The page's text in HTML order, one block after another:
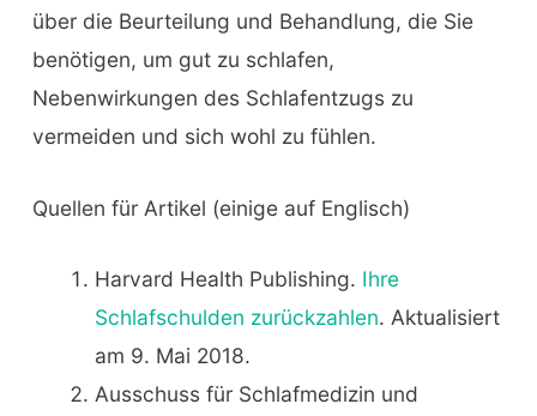
über die Beurteilung und Behandlung, die Sie
benötigen, um gut zu schlafen,
Nebenwirkungen des Schlafentzugs zu
vermeiden und sich wohl zu fühlen.
Quellen für Artikel (einige auf Englisch)
Harvard Health Publishing. Ihre
Schlafschulden zurückzahlen. Aktualisiert
am 9. Mai 2018.
Ausschuss für Schlafmedizin und